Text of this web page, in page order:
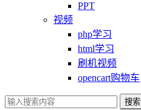
PPT
视频
php学习
html学习
刷机视频
opencart购物车
搜索